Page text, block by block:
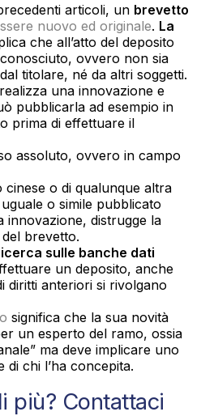
articoli, un brevetto
nuovo ed originale. La
che all’atto del deposito
ovvero non sia
titolare, né da altri soggetti.
una innovazione e
pubblicarla ad esempio in
prima di effettuare il
assoluto, ovvero in campo
o di qualunque altra
o simile pubblicato
innovazione, distrugge la
brevetto.
sulle banche dati
un deposito, anche
diritti anteriori si rivolgano
significa che la sua novità
un esperto del ramo, ossia
ma deve implicare uno
chi l’ha concepita.
più? Contattaci